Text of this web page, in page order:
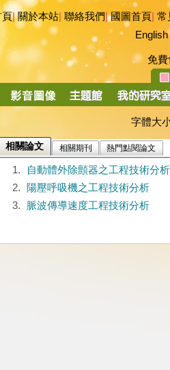
頁|關於本站 聯絡我們|國圖首頁 常
English
免費
字體大
相關論文 相關期刊 熱門點閱論文
1.
自動體外除顫器之工程技術分析
2.
陽壓呼吸機之工程技術分析
3.
脈波傳導速度工程技術分析